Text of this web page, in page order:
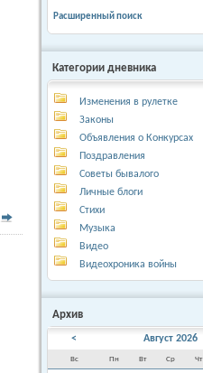
Расширенный поиск
Категории дневника
Изменения в рулетке
Законы
Объявления о Конкурсах
Поздравления
Советы бывалого
Личные блоги
Стихи
Музыка
Видео
Видеохроника войны
Архив
< Август 2026
Вс Пн Вт Ср Чт